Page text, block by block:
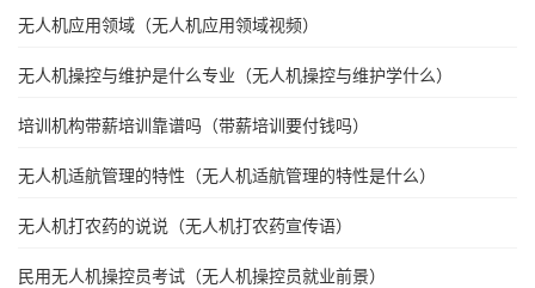
无人机应用领域（无人机应用领域视频）
无人机操控与维护是什么专业（无人机操控与维护学什么）
培训机构带薪培训靠谱吗（带薪培训要付钱吗）
无人机适航管理的特性（无人机适航管理的特性是什么）
无人机打农药的说说（无人机打农药宣传语）
民用无人机操控员考试（无人机操控员就业前景）